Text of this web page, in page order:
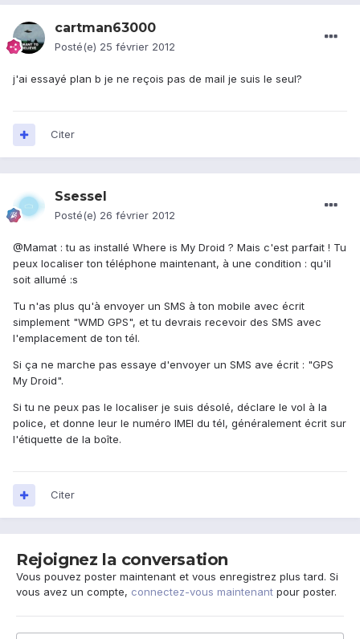
cartman63000
Posté(e) 25 février 2012
j'ai essayé plan b je ne reçois pas de mail je suis le seul?
Citer
Ssessel
Posté(e) 26 février 2012
@Mamat : tu as installé Where is My Droid ? Mais c'est parfait ! Tu
peux localiser ton téléphone maintenant, à une condition : qu'il
soit allumé :s
Tu n'as plus qu'à envoyer un SMS à ton mobile avec écrit
simplement "WMD GPS", et tu devrais recevoir des SMS avec
l'emplacement de ton tél.
Si ça ne marche pas essaye d'envoyer un SMS ave écrit : "GPS
My Droid".
Si tu ne peux pas le localiser je suis désolé, déclare le vol à la
police, et donne leur le numéro IMEI du tél, généralement écrit sur
l'étiquette de la boîte.
Citer
Rejoignez la conversation
Vous pouvez poster maintenant et vous enregistrez plus tard. Si
vous avez un compte, connectez-vous maintenant pour poster.